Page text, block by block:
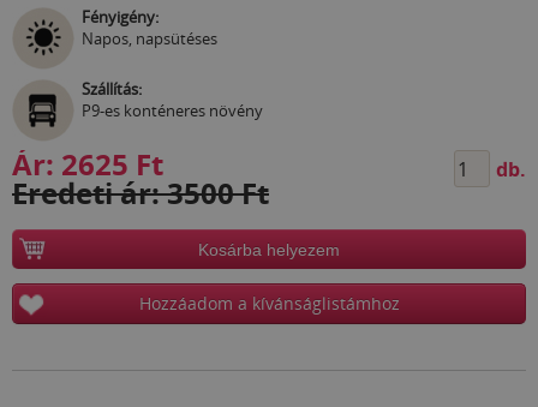
Fényigény:
Napos, napsütéses
Szállítás:
P9-es konténeres növény
Ár: 2625 Ft
Eredeti ár: 3500 Ft
db.
Kosárba helyezem
Hozzáadom a kívánságlistámhoz